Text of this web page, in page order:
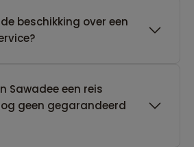
beschikking over een
Sawadee een reis
geen gegarandeerd